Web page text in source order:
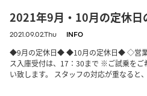
2021年9月・10月の定休日
2021.09.02.Thu INFO
◆9月の定休日◆ ◆10月の定休日◆ ◇営
ス入庫受付は、17：30まで ※ご試乗を
い致します。 スタッフの対応が重なると